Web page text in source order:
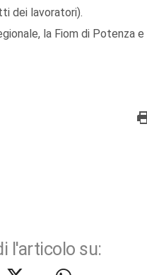
dei lavoratori).
la Fiom di Potenza e
l'articolo su: